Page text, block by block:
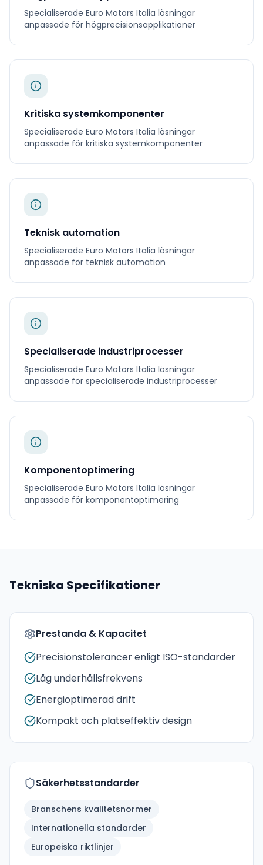
Specialiserade Euro Motors Italia lösningar
anpassade för högprecisionsapplikationer
Kritiska systemkomponenter
Specialiserade Euro Motors Italia lösningar
anpassade för kritiska systemkomponenter
Teknisk automation
Specialiserade Euro Motors Italia lösningar
anpassade för teknisk automation
Specialiserade industriprocesser
Specialiserade Euro Motors Italia lösningar
anpassade för specialiserade industriprocesser
Komponentoptimering
Specialiserade Euro Motors Italia lösningar
anpassade för komponentoptimering
Tekniska Specifikationer
Prestanda & Kapacitet
Precisionstolerancer enligt ISO-standarder
Låg underhållsfrekvens
Energioptimerad drift
Kompakt och platseffektiv design
Säkerhetsstandarder
Branschens kvalitetsnormer
Internationella standarder
Europeiska riktlinjer